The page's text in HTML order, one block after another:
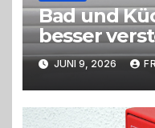
Bad und
besser
JUNI 9, 2026